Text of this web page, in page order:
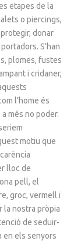
etapes de la
o piercings,
donar
S’han
plomes, fustes
i cridaner,
l’home és
més no poder.
motiu que
lloc de
pell, el
groc, vermell i
la nostra pròpia
de seduir-
en els senyors